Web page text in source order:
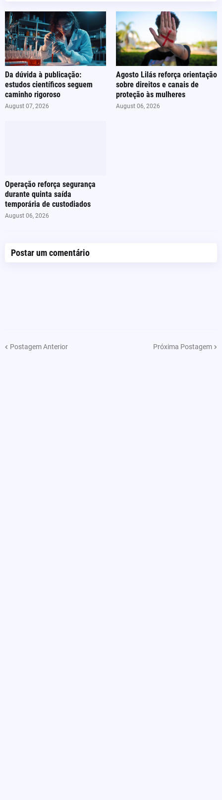
Da dúvida à publicação:
estudos científicos seguem
caminho rigoroso
August 07, 2026
Agosto Lilás reforça orientação
sobre direitos e canais de
proteção às mulheres
August 06, 2026
Operação reforça segurança
durante quinta saída
temporária de custodiados
August 06, 2026
Postar um comentário
Postagem Anterior Próxima Postagem